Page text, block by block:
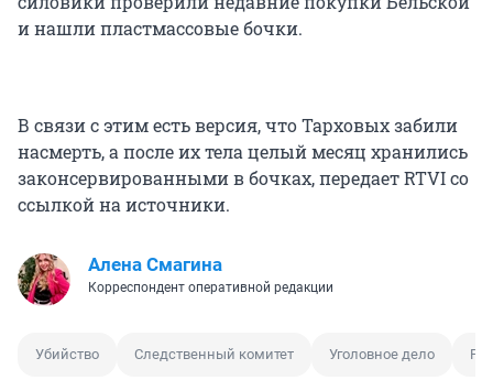
и нашли пластмассовые бочки.
В связи с этим есть версия, что Тарховых забили
насмерть, а после их тела целый месяц хранились
законсервированными в бочках, передает RTVI со
ссылкой на источники.
Алена Смагина
Корреспондент оперативной редакции
Убийство Следственный комитет Уголовное дело